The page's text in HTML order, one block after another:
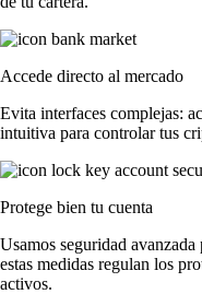
Accede directo al mercado
Evita interfaces complejas:
intuitiva para controlar tus
Protege bien tu cuenta
Usamos seguridad
estas medidas regulan los
activos.